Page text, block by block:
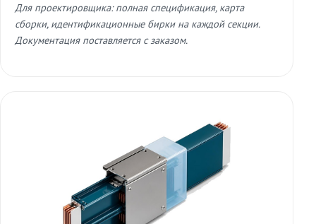
Для проектировщика: полная спецификация, карта
сборки, идентификационные бирки на каждой секции.
Документация поставляется с заказом.